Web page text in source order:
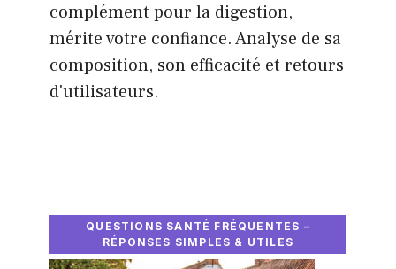
complément pour la digestion,
mérite votre confiance. Analyse de sa
composition, son efficacité et retours
d'utilisateurs.
QUESTIONS SANTÉ FRÉQUENTES –
RÉPONSES SIMPLES & UTILES